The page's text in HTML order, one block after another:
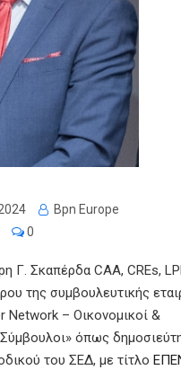
Bpn Europe
0
Γ. Σκαπέρδα CAA, CREs,
της συμβουλευτικής
Network – Οικονομικοί &
Σύμβουλοι» όπως
του ΣΕΔ, με τίτλο